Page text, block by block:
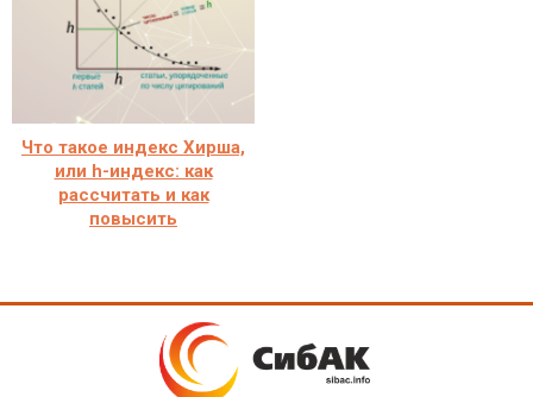
Что такое индекс Хирша,
или h-индекс: как
рассчитать и как
повысить